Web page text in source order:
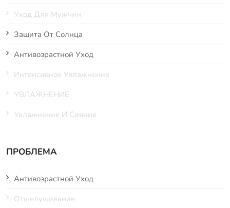
Уход Для Мужчин
Защита От Солнца
Антивозрастной Уход
Интенсивное Увлажнение
УВЛАЖНЕНИЕ
Увлажнение И Сияние
ПРОБЛЕМА
Антивозрастной Уход
Отшелушивание